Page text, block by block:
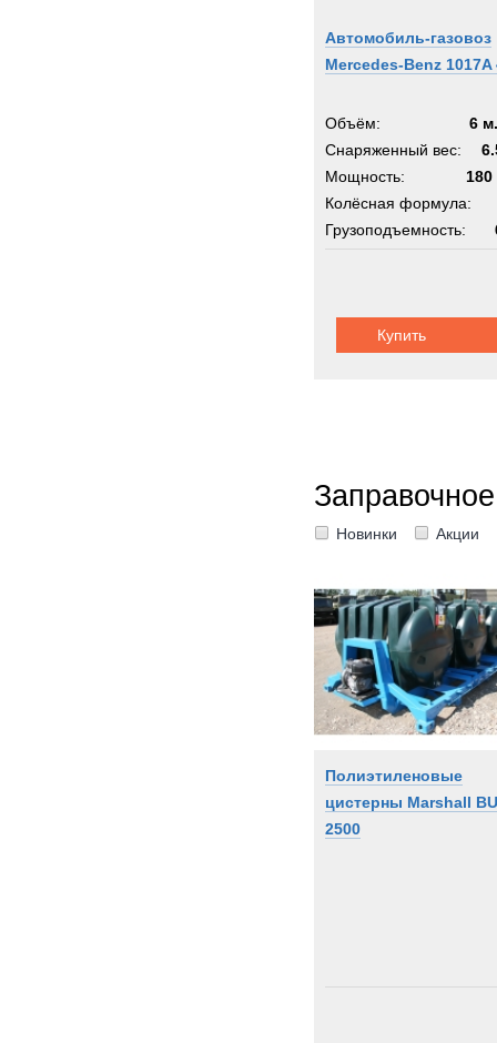
Автомобиль-газовоз
Mercedes-Benz 1017A
Объём:
6
Снаряженный вес:
Мощность:
180
Колёсная формула:
Грузоподъемность:
Купить
Новинки Акции
Полиэтиленовые
цистерны Marshall
2500